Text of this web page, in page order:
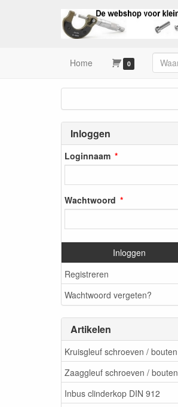
Home 0
Inloggen
Loginnaam
Wachtwoord
Inloggen
Registreren
Wachtwoord vergeten?
Artikelen
Kruisgleuf schroeven / bouten
Zaaggleuf schroeven / bouten
Inbus clinderkop DIN 912